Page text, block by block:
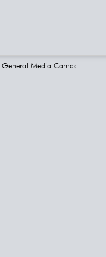
General Media Carnac